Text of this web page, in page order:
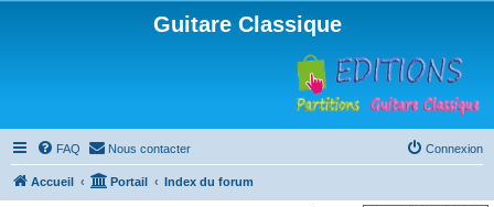
Guitare Classique
FAQ Nous contacter Connexion
Accueil Portail Index du forum